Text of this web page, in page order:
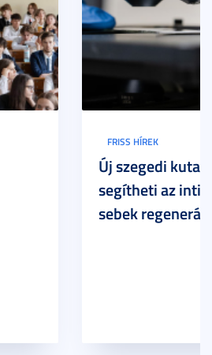
FRISS HÍREK
Új szegedi
segítheti az
sebek